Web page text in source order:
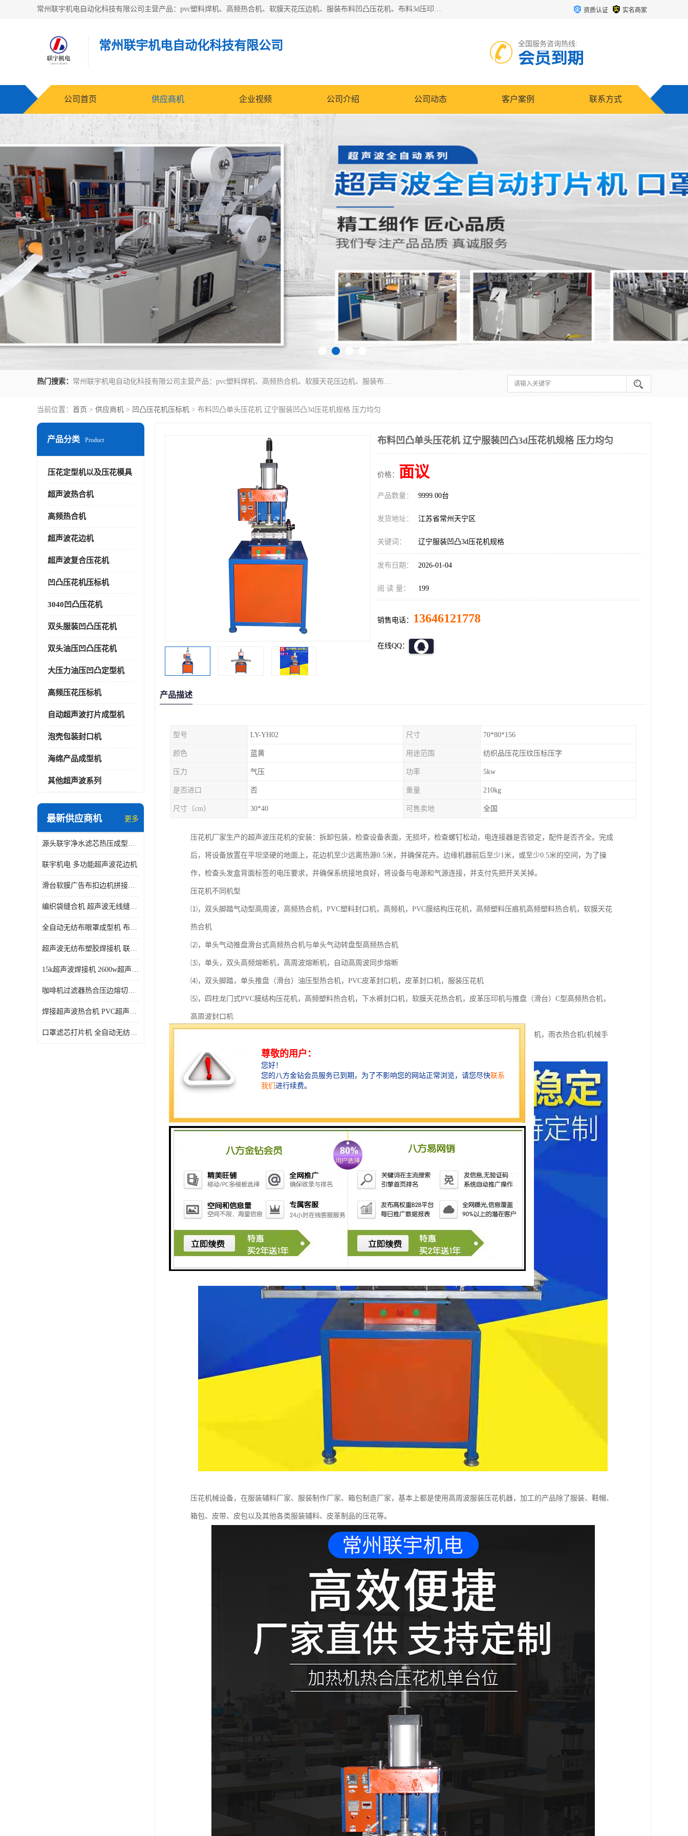
常州联宇机电自动化科技有限公司主营产品：pvc塑料焊机、高频热合机、软膜天花压边机、服装布料凹凸压花机、布料3d压印设备、服装植胶设备、超声波布料花边机、无纺布热合机、全自动压花机。 资质认证 实名商家
常州联宇机电自动化科技有限公司 全国服务咨询热线:
会员到期
公司首页 供应商机 企业视频 公司介绍 公司动态 客户案例 联系方式
热门搜索： 常州联宇机电自动化科技有限公司主营产品：pvc塑料焊机、高频热合机、软膜天花压边机、服装布料凹凸压花机、布料3d压印设备、服装植胶设备、超声波布料花边机、无纺布热合机、全自动压花机。
当前位置： 首页 > 供应商机 > 凹凸压花机压标机 > 布料凹凸单头压花机 辽宁服装凹凸3d压花机规格 压力均匀
产品分类 Product
压花定型机以及压花模具
超声波热合机
高频热合机
超声波花边机
超声波复合压花机
凹凸压花机压标机
3040凹凸压花机
双头服装凹凸压花机
双头油压凹凸压花机
大压力油压凹凸定型机
高频压花压标机
自动超声波打片成型机
泡壳包装封口机
海绵产品成型机
其他超声波系列
最新供应商机 更多
源头联宇净水滤芯热压成型机器 超声波大功率封边机
联宇机电 多功能超声波花边机
滑台软膜广告布扣边机拼接机用于焊接热合拼接作用
编织袋缝合机 超声波无线缝合机 厂家现货供应
全自动无纺布眼罩成型机 布料海绵眼罩热合切边机
超声波无纺布塑胶焊接机 联宇制造
15k超声波焊接机 2600w超声波焊接机 联宇制造
咖啡机过滤器热合压边熔切机 超声波无纺布喷胶棉热合机
焊接超声波热合机 PVC超声波焊接机 无纺布超声波设备
口罩滤芯打片机 全自动无纺布压花压标设备 多层料复合机
布料凹凸单头压花机 辽宁服装凹凸3d压花机规格 压力均匀
价格： 面议
产品数量： 9999.00台
发货地址： 江苏省常州天宁区
关键词： 辽宁服装凹凸3d压花机规格
发布日期： 2026-01-04
阅 读 量： 199
销售电话： 13646121778
在线QQ：
产品描述
型号 LY-YH02 尺寸 70*80*156
颜色 蓝黄 用途范围 纺织品压花压纹压标压字
压力 气压 功率 5kw
是否进口 否 重量 210kg
尺寸（cm） 30*40 可售卖地 全国
压花机厂家生产的超声波压花机的安装：拆卸包装，检查设备表面，无损坏，检查螺钉松动，电连接器是否锁定，配件是否齐全。完成
后，将设备放置在平坦坚硬的地面上，花边机至少远离热源0.5米，并确保花卉。边缘机器前后至少1米，或至少0.5米的空间，为了操
作，检查头发盒背面标签的电压要求，并确保系统接地良好，将设备与电源和气源连接，并支付先把开关关掉。
压花机不同机型
⑴，双头脚踏气动型高周波，高频热合机，PVC塑料封口机，高频机，PVC膜结构压花机，高频塑料压痕机高频塑料热合机，软膜天花
热合机
⑵，单头气动推盘滑台式高频热合机与单头气动转盘型高频热合机
⑶，单头，双头高频熔断机，高周波熔断机，自动高周波同步熔断
⑷，双头脚踏，单头推盘（滑台）油压型热合机，PVC皮革封口机，皮革封口机，服装压花机
⑸，四柱龙门式PVC膜结构压花机，高频塑料热合机，下水裤封口机，软膜天花热合机，皮革压印机与推盘（滑台）C型高频热合机，
高周波封口机
⑹，全自动高频热合机，全自动转盘高周波吸塑包装高频机，PVC膜结构封口机，高频塑料压痕机，服装压花机，雨衣热合机(机械手
臂)
压花机械设备，在服装辅料厂家、服装制作厂家、箱包制造厂家，基本上都是使用高周波服装压花机器，加工的产品除了服装、鞋帽、
箱包、皮带、皮包以及其他各类服装辅料、皮革制品的压花等。